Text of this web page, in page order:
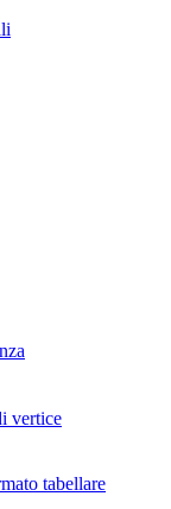
vertice
tabellare